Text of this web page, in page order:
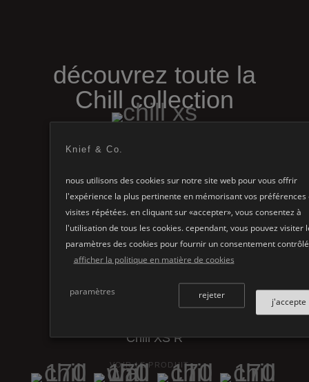
découvrez toute la
Chill collection
VOIR LE PRODUIT →
Chill XS Wall
Chill XS R
VOIR LE PRODUIT→
Knief & Co.
nous utilisons des cookies sur notre site web pour vous offrir
l'expérience la plus pertinente en mémorisant vos préférences
visites répétées. en cliquant sur «accepter», vous consentez à
l'utilisation de tous les cookies. cependant, vous pouvez visiter
paramètres des cookies pour fournir un consentement
afficher la politique en matière de cookies
paramètres
j'accepte
rejeter